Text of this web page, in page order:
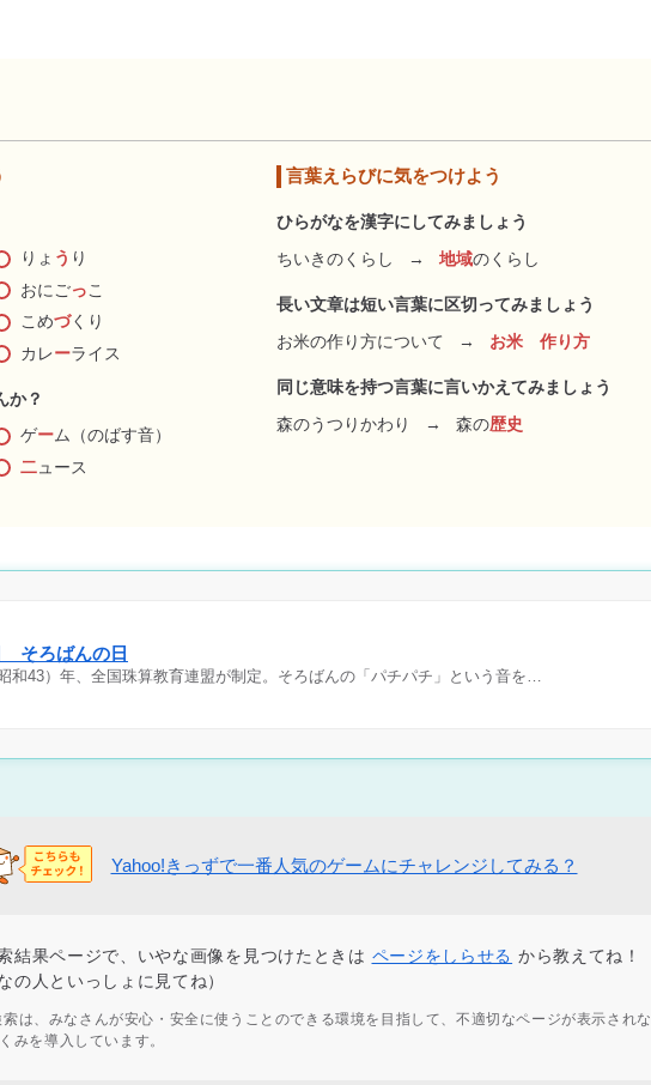
りょ う り
おにごっこ
こめづくり
カレーライス
か？
ゲーム（のばす音）
二ュース
言葉えらびに気をつけよう
ひらがなを漢字にしてみましょう
ちいきのくらし
→ 地域のくらし
長い文章は短い言葉に区切ってみましょう
お米の作り方について
→ お米 作り方
同じ意味を持つ言葉に言いかえてみましょう
森のうつりかわり
→ 森の歴史
そろばんの日
和43）年、全国珠算教育連盟が制定。そろばんの「パチパチ」という音を…
Yahoo!きっずで一番人気のゲームにチャレンジしてみる？
結果ページで、いやな画像を見つけたときは ページをしらせる から教えてね！
の人といっしょに見てね）
は、みなさんが安心・安全に使うことのできる環境を目指して、不適切なページが表示されな
みを導入しています。